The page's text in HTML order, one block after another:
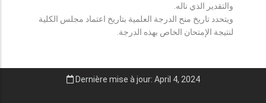
والتقدير الذي ناله.
ويتحدد تاريخ منح الدرجة العلمية بتاريخ اعتماد مجلس الكلية
لنتيجة الإمتحان الخاص بهذه الدرجة.
Dernière mise à jour: April 4, 2024